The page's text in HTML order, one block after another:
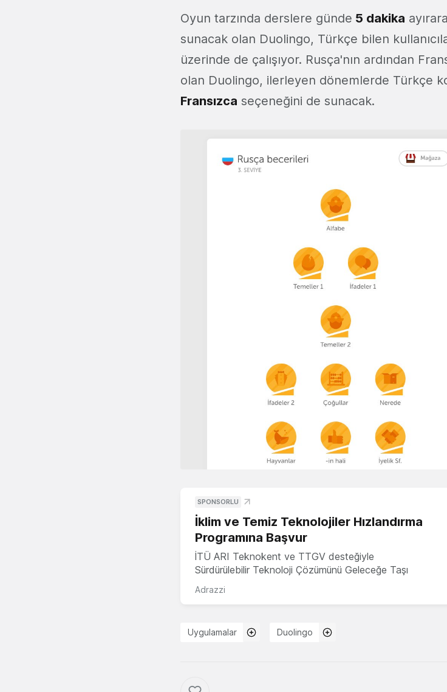
Oyun tarzında derslere günde 5 dakika
sunacak olan Duolingo, Türkçe bilen
üzerinde de çalışıyor. Rusça'nın ardından
olan Duolingo, ilerleyen dönemlerde Türkçe
Fransızca seçeneğini de sunacak.
SPONSORLU
İklim ve Temiz Teknolojiler Hızlandırma
Programına Başvur
İTÜ ARI Teknokent ve TTGV desteğiyle
Sürdürülebilir Teknoloji Çözümünü Geleceğe Taşı
Adrazzi
Uygulamalar Duolingo